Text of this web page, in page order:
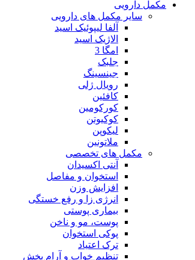
مکمل دارویی
سایر مکمل های دارویی
آلفا لیپوئیک اسید
الاژیک اسید
امگا 3
جلبک
جینسینگ
رویال ژلی
کافئین
کورکومین
کوکیوتن
لیکوپن
ملاتونین
مکمل های تخصصی
آنتی اکسیدان
استخوان و مفاصل
افزایش وزن
انرژی زا و رفع خستگی
بیماری پوستی
پوست، مو و ناخن
پوکی استخوان
ترک اعتیاد
تنظیم خواب و آرام بخش